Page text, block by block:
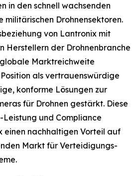
in den schnell wachsenden
militärischen Drohnensektoren.
von Lantronix mit
Herstellern der Drohnenbranche
Marktreichweite
als vertrauenswürdige
konforme Lösungen zur
für Drohnen gestärkt. Diese
und Compliance
einen nachhaltigen Vorteil auf
Markt für Verteidigungs-